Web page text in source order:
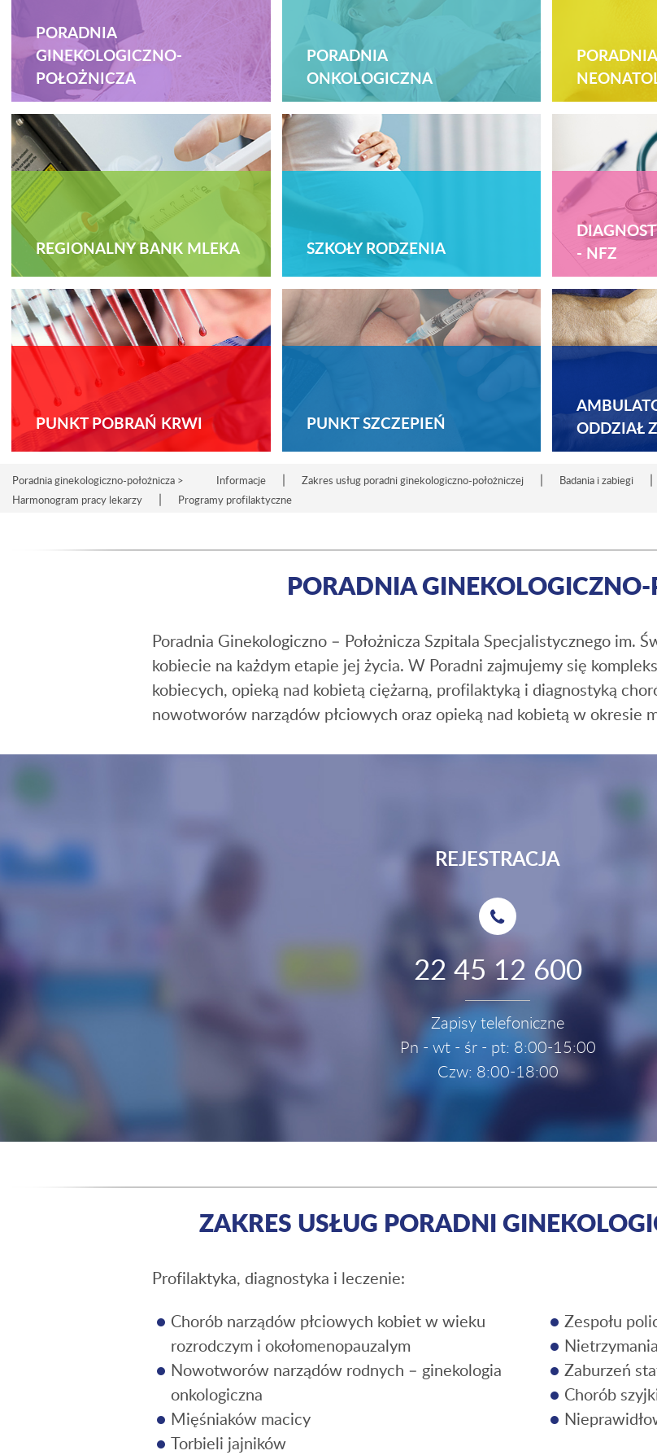
PORADNIA
GINEKOLOGICZNO-
POŁOŻNICZA
PORADNIA
ONKOLOGICZNA
PORADNIA
REGIONALNY BANK MLEKA SZKOŁY RODZENIA
- NFZ
PUNKT POBRAŃ KRWI PUNKT SZCZEPIEŃ
ODDZIAŁ
Poradnia ginekologiczno-położnicza > Informacje | Zakres usług poradni ginekologiczno-położniczej | Badania i zabiegi |
Harmonogram pracy lekarzy | Programy profilaktyczne
PORADNIA
Poradnia Ginekologiczno – Położnicza Szpitala Specjalistycznego im.
kobiecie na każdym etapie jej życia. W Poradni zajmujemy się
kobiecych, opieką nad kobietą ciężarną, profilaktyką i diagnostyką
nowotworów narządów płciowych oraz opieką nad kobietą w okresie
REJESTRACJA
22 45 12 600
Zapisy telefoniczne
Pn - wt - śr - pt: 8:00-15:00
Czw: 8:00-18:00
ZAKRES USŁUG PORADNI
Profilaktyka, diagnostyka i leczenie:
Chorób narządów płciowych kobiet w wieku
rozrodczym i okołomenopauzalym
Nowotworów narządów rodnych – ginekologia
onkologiczna
Mięśniaków macicy
Torbieli jajników
Zespołu
Zaburzeń
Chorób